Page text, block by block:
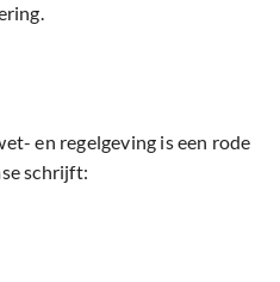
en regelgeving is een rode
schrijft: